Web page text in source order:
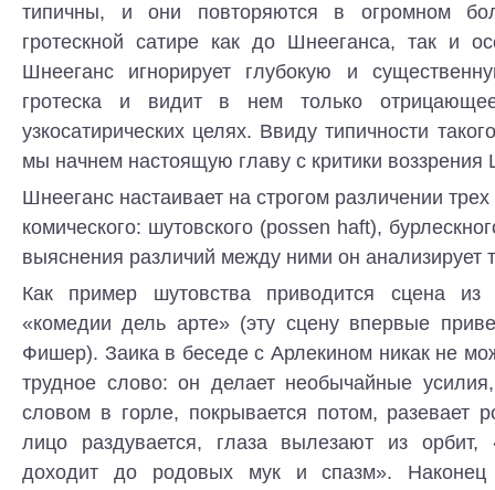
типичны, и они повторяются в огромном
гротескной сатире как до Шнееганса, так и
Шнееганс игнорирует глубокую и
гротеска и видит в нем только
узкосатирических целях. Ввиду типичности
мы начнем настоящую главу с критики воззрения
Шнееганс настаивает на строгом различении
комического: шутовского (possen haft),
выяснения различий между ними он анализирует
Как пример шутовства приводится сцена из
«комедии дель арте» (эту сцену впервые
Фишер). Заика в беседе с Арлекином никак не
трудное слово: он делает необычайные
словом в горле, покрывается потом, разевает
лицо раздувается, глаза вылезают из орбит,
доходит до родовых мук и спазм». Наконец